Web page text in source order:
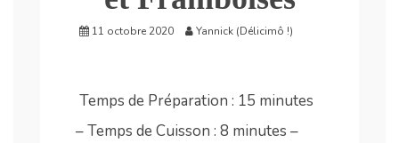
11 octobre 2020 Yannick (Délicimô !)
Temps de Préparation : 15 minutes
– Temps de Cuisson : 8 minutes –